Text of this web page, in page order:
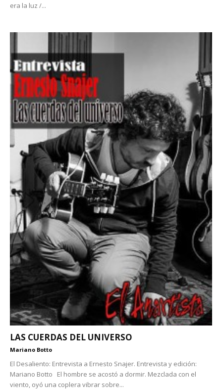
era la luz /...
LAS CUERDAS DEL UNIVERSO
Mariano Botto
El Desaliento: Entrevista a Ernesto Snajer. Entrevista y edición:
Mariano Botto El hombre se acostó a dormir. Mezclada con el
viento, oyó una coplera vibrar sobre...